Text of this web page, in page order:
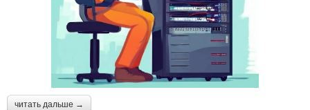
читать дальше →